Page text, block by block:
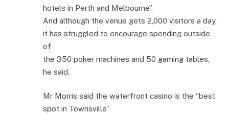
hotels in Perth and Melbourne”.
And although the venue gets 2,000 visitors a day,
it has struggled to encourage spending outside
of
the 350 poker machines and 50 gaming tables,
he said.
Mr Morris said the waterfront casino is the “best
spot in Townsville”